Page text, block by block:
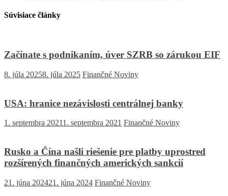
Súvisiace články
Začínate s podnikaním, úver SZRB so zárukou EIF
8. júla 20258. júla 2025 Finančné Noviny
USA: hranice nezávislosti centrálnej banky
1. septembra 20211. septembra 2021 Finančné Noviny
Rusko a Čína našli riešenie pre platby uprostred
rozšírených finančných amerických sankcií
21. júna 202421. júna 2024 Finančné Noviny